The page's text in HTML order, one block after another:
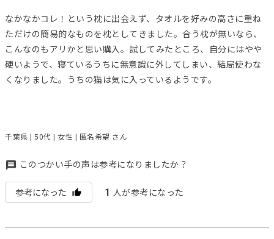
なかなかコレ！という枕に出会えず、タオルを好みの高さに重ね
ただけの簡易的なものを枕としてきました。合う枕が無いなら、
こんなのもアリかと思い購入。試してみたところ、自分にはやや
硬いようで、寝ているうちに無意識に外してしまい、結局使わな
くなりました。うちの猫は気に入っているようです。
千葉県 | 50代 | 女性 | 匿名希望 さん
このつかい手の声は参考になりましたか？
参考になった 1 人が参考になった